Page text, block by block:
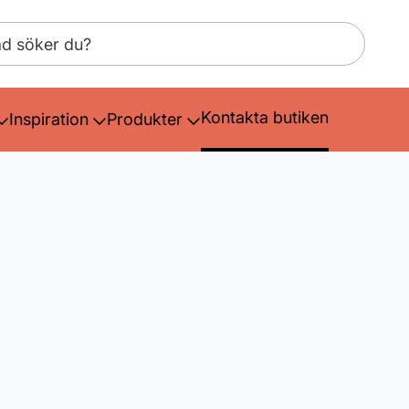
Inspiration Produkter Kontakta butiken